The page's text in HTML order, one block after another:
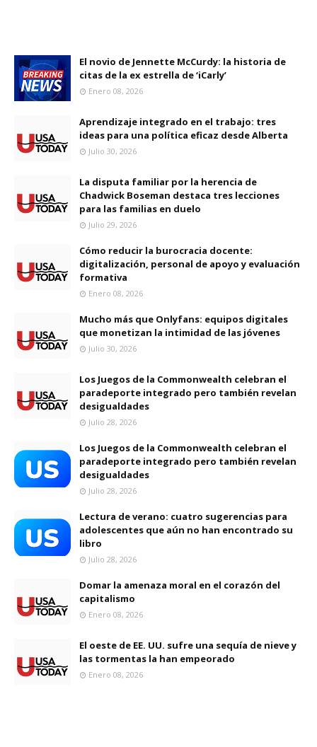
El novio de Jennette McCurdy: la historia de
citas de la ex estrella de ‘iCarly’
Enero 08, 2026
Aprendizaje integrado en el trabajo: tres
ideas para una política eficaz desde Alberta
Julio 30, 2026
La disputa familiar por la herencia de
Chadwick Boseman destaca tres lecciones
para las familias en duelo
Julio 29, 2026
Cómo reducir la burocracia docente:
digitalización, personal de apoyo y evaluación
formativa
Enero 08, 2026
Mucho más que Onlyfans: equipos digitales
que monetizan la intimidad de las jóvenes
Julio 30, 2026
Los Juegos de la Commonwealth celebran el
paradeporte integrado pero también revelan
desigualdades
Julio 28, 2026
Los Juegos de la Commonwealth celebran el
paradeporte integrado pero también revelan
desigualdades
Julio 28, 2026
Lectura de verano: cuatro sugerencias para
adolescentes que aún no han encontrado su
libro
Julio 28, 2026
Domar la amenaza moral en el corazón del
capitalismo
Enero 08, 2026
El oeste de EE. UU. sufre una sequía de nieve y
las tormentas la han empeorado
Enero 08, 2026